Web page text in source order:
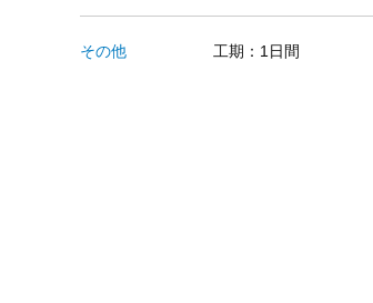
その他 工期：1日間